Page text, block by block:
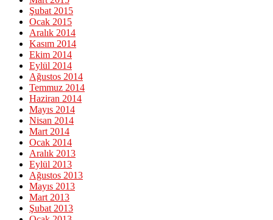
Şubat 2015
Ocak 2015
Aralık 2014
Kasım 2014
Ekim 2014
Eylül 2014
Ağustos 2014
Temmuz 2014
Haziran 2014
Mayıs 2014
Nisan 2014
Mart 2014
Ocak 2014
Aralık 2013
Eylül 2013
Ağustos 2013
Mayıs 2013
Mart 2013
Şubat 2013